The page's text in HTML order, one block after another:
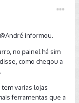
@André informou.
no painel há sim
como chegou a
tem varias lojas
ferramentas que a